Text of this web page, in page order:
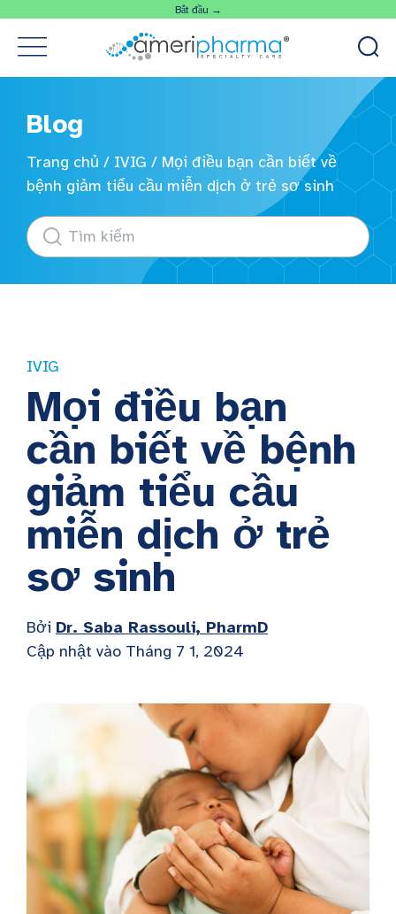
Bắt đầu →
Blog
Trang chủ / IVIG / Mọi điều bạn cần biết về
bệnh giảm tiểu cầu miễn dịch ở trẻ sơ sinh
IVIG
Mọi điều bạn
cần biết về bệnh
giảm tiểu cầu
miễn dịch ở trẻ
sơ sinh
Bởi Dr. Saba Rassouli, PharmD
Cập nhật vào Tháng 7 1, 2024